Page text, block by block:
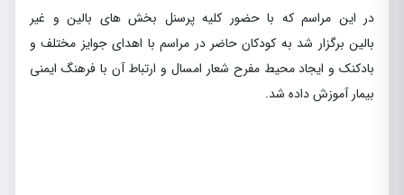
در اين مراسم كه با حضور كليه پرسنل بخش هاي بالين و غير
بالين برگزار شد به كودكان حاضر در مراسم با اهداي جوايز مختلف و
بادكنك و ايجاد محيط مفرح شعار امسال و ارتباط آن با فرهنگ ايمني
بيمار آموزش داده شد.